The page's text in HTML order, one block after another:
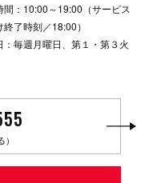
間：10:00～19:00（サービス
終了時刻／18:00）
：毎週月曜日、第１・第３火